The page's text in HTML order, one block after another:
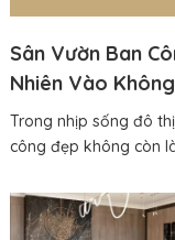
Sân Vườn Ban
Nhiên Vào
Trong nhịp sống đô
công đẹp không còn